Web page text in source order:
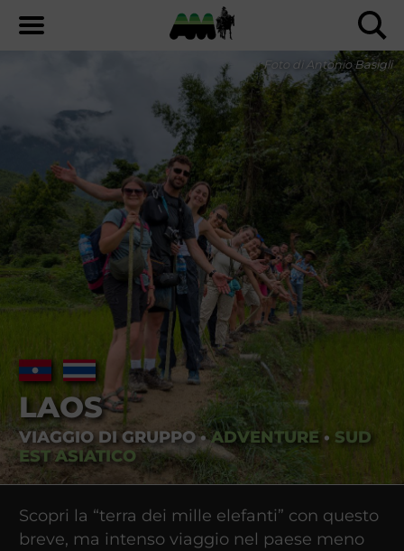
LAOS
VIAGGIO DI GRUPPO•ADVENTURE• SUD
EST ASIATICO
Foto di Antonio Basigli
Scopri la “terra dei mille elefanti” con questo
breve, ma intenso viaggio nel paese meno